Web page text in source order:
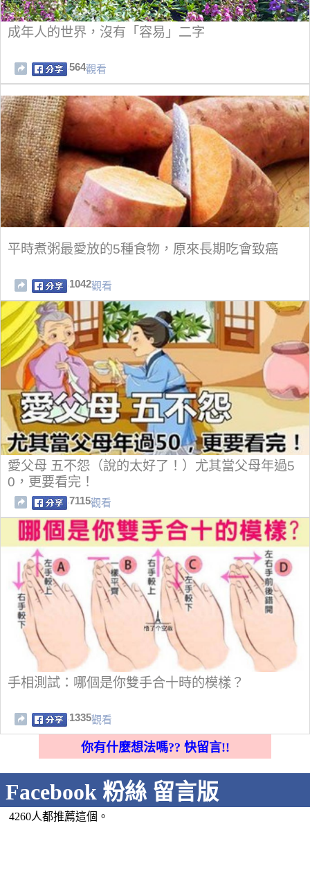
成年人的世界，沒有「容易」二字
564觀看
平時煮粥最愛放的5種食物，原來長期吃會致癌
1042觀看
愛父母 五不怨（說的太好了！）尤其當父母年過5
0，更要看完！
7115觀看
手相測試：哪個是你雙手合十時的模樣？
1335觀看
你有什麼想法嗎?? 快留言!!
Facebook 粉絲 留言版
4260人都推薦這個。